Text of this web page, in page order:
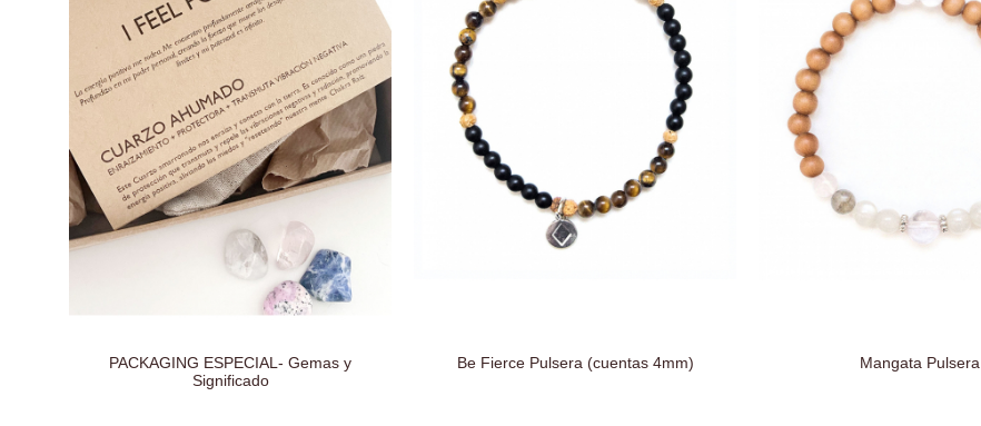
PACKAGING ESPECIAL- Gemas y
Significado
Be Fierce Pulsera (cuentas 4mm) Mangata Pulsera